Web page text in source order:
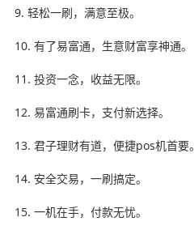
9. 轻松一刷，满意至极。
10. 有了易富通，生意财富享神通。
11. 投资一念，收益无限。
12. 易富通刷卡，支付新选择。
13. 君子理财有道，便捷pos机首要。
14. 安全交易，一刷搞定。
15. 一机在手，付款无忧。